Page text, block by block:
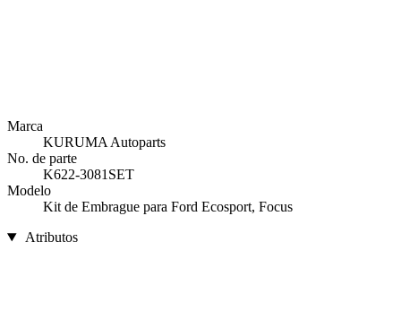
Marca
KURUMA Autoparts
No. de parte
K622-3081SET
Modelo
Kit de Embrague para Ford Ecosport, Focus
Atributos